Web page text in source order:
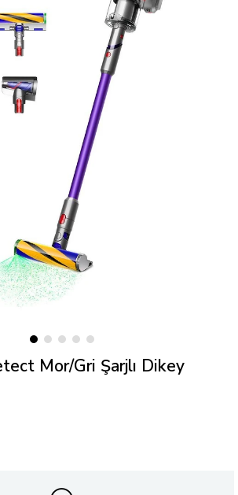
Mor/Gri Şarjlı Dikey